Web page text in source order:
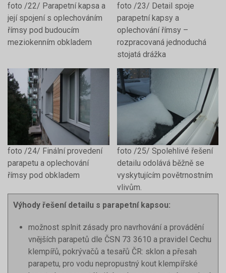
foto /22/ Parapetní kapsa a
její spojení s oplechováním
římsy pod budoucím
meziokenním obkladem
foto /23/ Detail spoje
parapetní kapsy a
oplechování římsy –
rozpracovaná jednoduchá
stojatá drážka
foto /24/ Finální provedení
parapetu a oplechování
římsy pod obkladem
foto /25/ Spolehlivé řešení
detailu odolává běžně se
vyskytujícím povětrnostním
vlivům.
Výhody řešení detailu s parapetní kapsou:
možnost splnit zásady pro navrhování a provádění
vnějších parapetů dle ČSN 73 3610 a pravidel Cechu
klempířů, pokrývačů a tesařů ČR: sklon a přesah
parapetu, pro vodu nepropustný kout klempířské